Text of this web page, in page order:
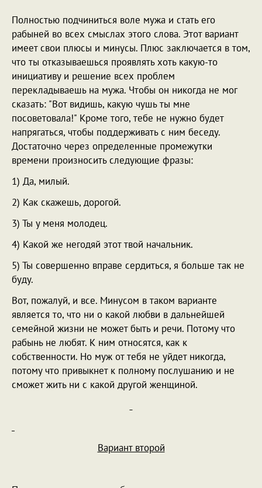
Полностью подчиниться воле мужа и стать его
рабыней во всех смыслах этого слова. Этот вариант
имеет свои плюсы и минусы. Плюс заключается в том,
что ты отказываешься проявлять хоть какую-то
инициативу и решение всех проблем
перекладываешь на мужа. Чтобы он никогда не мог
сказать: "Вот видишь, какую чушь ты мне
посоветовала!" Кроме того, тебе не нужно будет
напрягаться, чтобы поддерживать с ним беседу.
Достаточно через определенные промежутки
времени произносить следующие фразы:
1) Да, милый.
2) Как скажешь, дорогой.
3) Ты у меня молодец.
4) Какой же негодяй этот твой начальник.
5) Ты совершенно вправе сердиться, я больше так не
буду.
Вот, пожалуй, и все. Минусом в таком варианте
является то, что ни о какой любви в дальнейшей
семейной жизни не может быть и речи. Потому что
рабынь не любят. К ним относятся, как к
собственности. Но муж от тебя не уйдет никогда,
потому что привыкнет к полному послушанию и не
сможет жить ни с какой другой женщиной.
Вариант второй